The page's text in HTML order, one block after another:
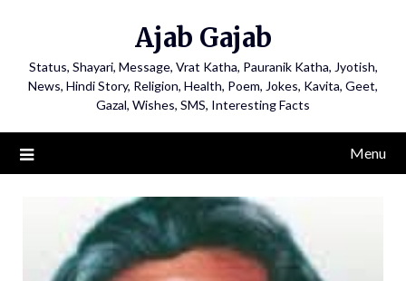
Ajab Gajab
Status, Shayari, Message, Vrat Katha, Pauranik Katha, Jyotish,
News, Hindi Story, Religion, Health, Poem, Jokes, Kavita, Geet,
Gazal, Wishes, SMS, Interesting Facts
Menu